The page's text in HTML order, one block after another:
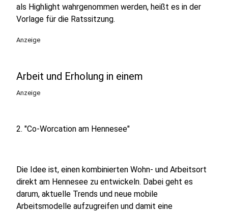
als Highlight wahrgenommen werden, heißt es in der
Vorlage für die Ratssitzung.
Anzeige
Arbeit und Erholung in einem
Anzeige
2. "Co-Worcation am Hennesee"
Die Idee ist, einen kombinierten Wohn- und Arbeitsort
direkt am Hennesee zu entwickeln. Dabei geht es
darum, aktuelle Trends und neue mobile
Arbeitsmodelle aufzugreifen und damit eine